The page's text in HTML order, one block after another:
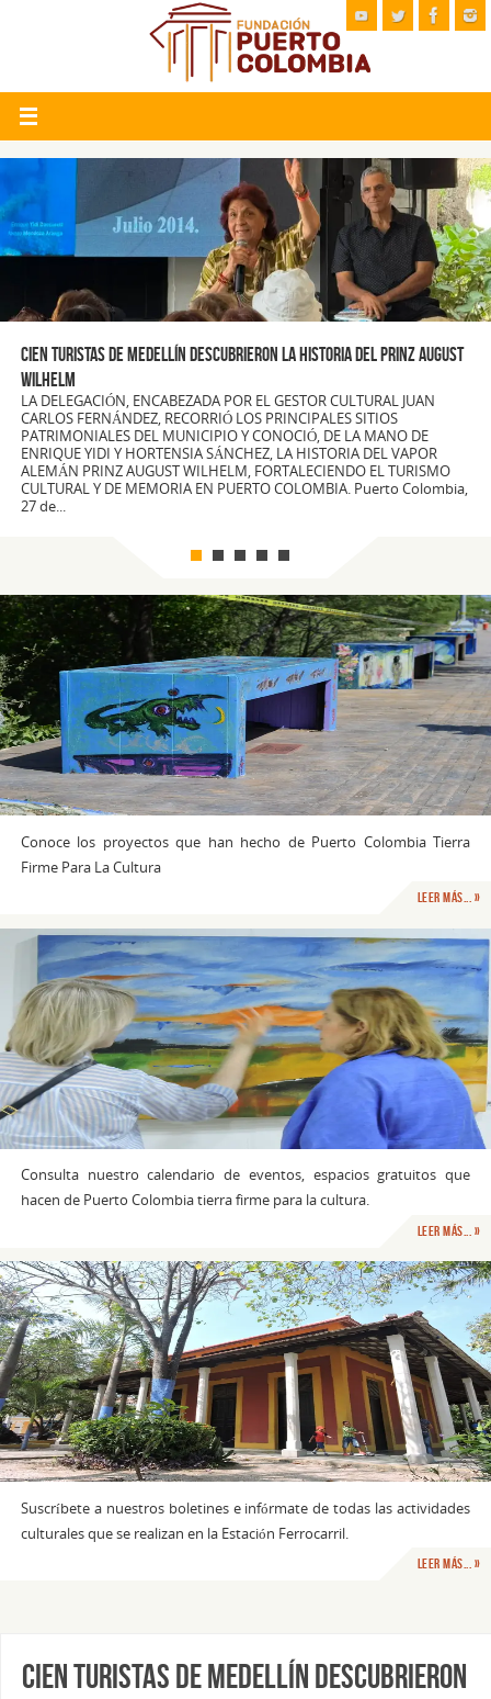
Cien turistas de Medellín descubrieron la historia del Prinz August
Wilhelm
LA DELEGACIÓN, ENCABEZADA POR EL GESTOR CULTURAL JUAN
CARLOS FERNÁNDEZ, RECORRIÓ LOS PRINCIPALES SITIOS
PATRIMONIALES DEL MUNICIPIO Y CONOCIÓ, DE LA MANO DE
ENRIQUE YIDI Y HORTENSIA SÁNCHEZ, LA HISTORIA DEL VAPOR
ALEMÁN PRINZ AUGUST WILHELM, FORTALECIENDO EL TURISMO
CULTURAL Y DE MEMORIA EN PUERTO COLOMBIA. Puerto Colombia,
27 de...
Conoce los proyectos que han hecho de Puerto Colombia Tierra
Firme Para La Cultura
Leer Más... »
Consulta nuestro calendario de eventos, espacios gratuitos que
hacen de Puerto Colombia tierra firme para la cultura.
Leer Más... »
Suscríbete a nuestros boletines e infórmate de todas las actividades
culturales que se realizan en la Estación Ferrocarril.
Leer Más... »
Cien turistas de Medellín descubrieron